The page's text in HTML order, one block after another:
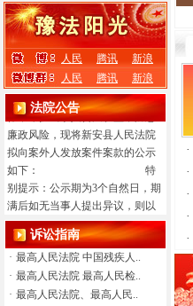
人民 腾讯
新浪
人民
腾讯 新浪
法院公告
便。 特此通知 2022年4月25日
·
为进一步规范执行案款收
发、管理，完善执行案款管理工
作，维护当事人合法权益，防患
廉政风险，现将新安县人民法院
拟向案外人发放案件案款的公示
如下： 特
别提示：公示期为3个自然日，期
满后如无当事人提出异议，则以
上款项将向案外人发放，监督电
话：0379-63159551。
新安县人民法院执行局
诉讼指南
· 最高人民法院 中国残疾人..
· 最高人民法院 最高人民检..
· 最高人民法院、最高人民..
·
·
·
·
·